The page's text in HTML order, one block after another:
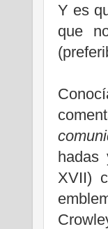
Y es
que
hadas
XVII)